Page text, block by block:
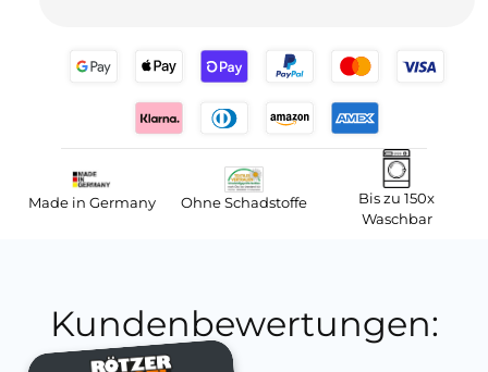
Made in Germany Ohne Schadstoffe
Bis zu 150x
Waschbar
Kundenbewertungen: